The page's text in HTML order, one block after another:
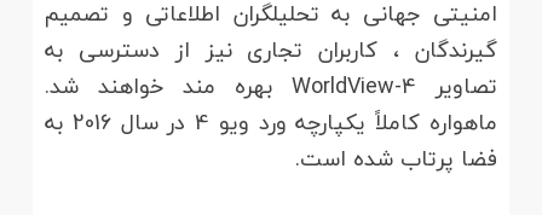
امنیتی جهانی به تحلیلگران اطلاعاتی و تصمیم
گیرندگان ، کاربران تجاری نیز از دسترسی به
تصاویر WorldView-4 بهره مند خواهند شد.
ماهواره کاملاً یکپارچه ورد ویو 4 در سال 2016 به
فضا پرتاب شده است.